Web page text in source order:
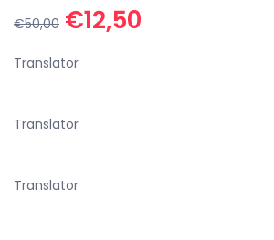
€50,00 Il
prezzo
originale
€50,00.
€12,50
Translator
Translator
Translator